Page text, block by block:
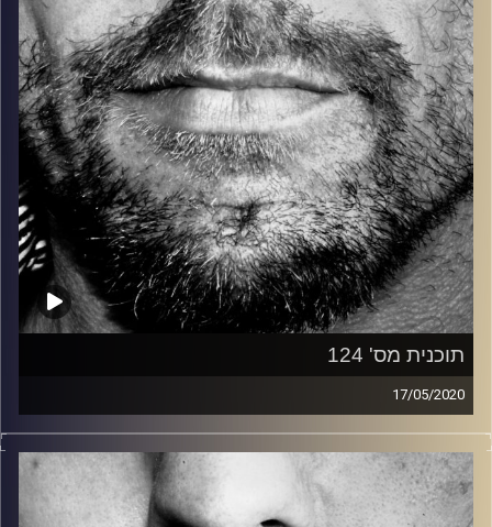
תוכנית מס' 124
17/05/2020
זיפים, מוזיקה מחוספסת של הופעות חיות. הרבה ג'אם, רוק,
בלוז, bluegrass, ג'אז, Fאנק, פרוגרסיב ואפילו אלקטרוניקה.
כל מה שחי, אמיתי ונושם.
עם שמוליק רגב.